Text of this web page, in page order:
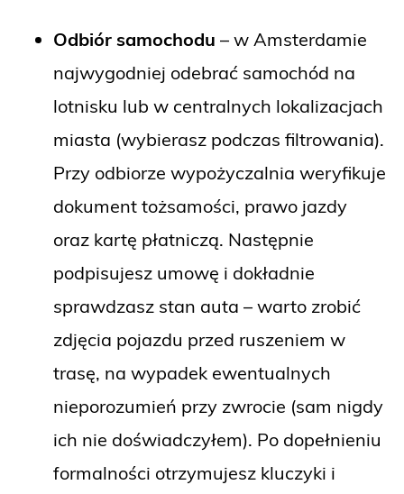
Odbiór samochodu – w Amsterdamie
najwygodniej odebrać samochód na
lotnisku lub w centralnych lokalizacjach
miasta (wybierasz podczas filtrowania).
Przy odbiorze wypożyczalnia weryfikuje
dokument tożsamości, prawo jazdy
oraz kartę płatniczą. Następnie
podpisujesz umowę i dokładnie
sprawdzasz stan auta – warto zrobić
zdjęcia pojazdu przed ruszeniem w
trasę, na wypadek ewentualnych
nieporozumień przy zwrocie (sam nigdy
ich nie doświadczyłem). Po dopełnieniu
formalności otrzymujesz kluczyki i